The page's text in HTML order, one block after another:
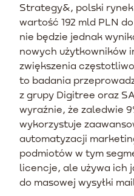
Strategy&, polski
wartość 192 mld PLN
nie będzie jednak
nowych użytkowników
zwiększenia
to badania
z grupy Digitree oraz
wyraźnie, że zaledwie
wykorzystuje
automatyzacji
podmiotów w tym
licencje, ale używa ich
do masowej wysyłki